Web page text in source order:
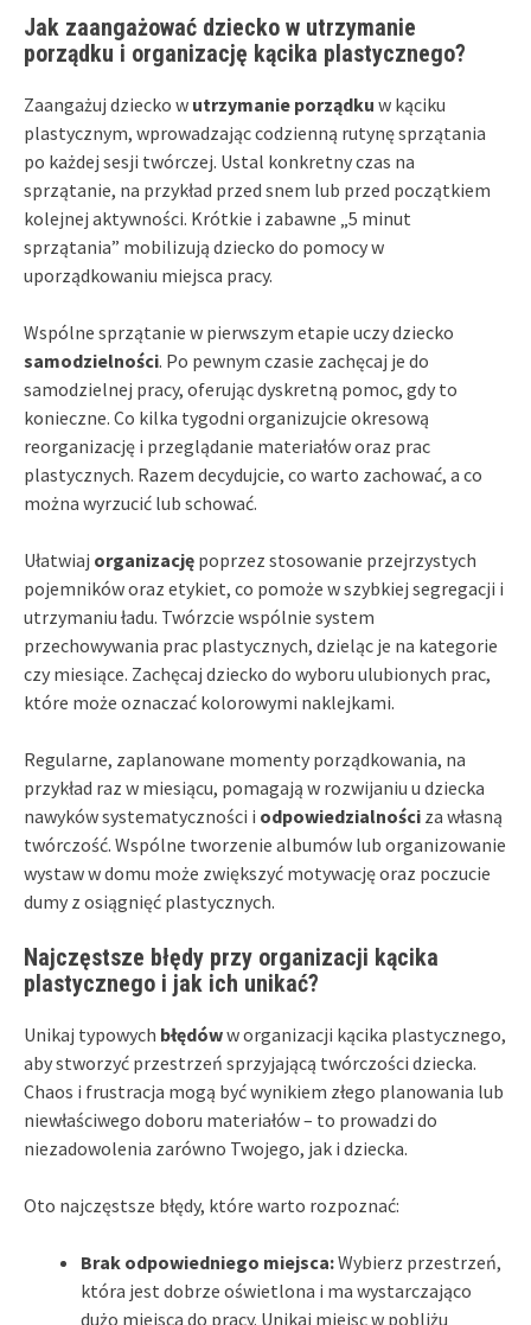
Jak zaangażować dziecko w utrzymanie
porządku i organizację kącika plastycznego?
Zaangażuj dziecko w utrzymanie porządku w kąciku
plastycznym, wprowadzając codzienną rutynę sprzątania
po każdej sesji twórczej. Ustal konkretny czas na
sprzątanie, na przykład przed snem lub przed początkiem
kolejnej aktywności. Krótkie i zabawne „5 minut
sprzątania” mobilizują dziecko do pomocy w
uporządkowaniu miejsca pracy.
Wspólne sprzątanie w pierwszym etapie uczy dziecko
samodzielności. Po pewnym czasie zachęcaj je do
samodzielnej pracy, oferując dyskretną pomoc, gdy to
konieczne. Co kilka tygodni organizujcie okresową
reorganizację i przeglądanie materiałów oraz prac
plastycznych. Razem decydujcie, co warto zachować, a co
można wyrzucić lub schować.
Ułatwiaj organizację poprzez stosowanie przejrzystych
pojemników oraz etykiet, co pomoże w szybkiej segregacji i
utrzymaniu ładu. Twórzcie wspólnie system
przechowywania prac plastycznych, dzieląc je na kategorie
czy miesiące. Zachęcaj dziecko do wyboru ulubionych prac,
które może oznaczać kolorowymi naklejkami.
Regularne, zaplanowane momenty porządkowania, na
przykład raz w miesiącu, pomagają w rozwijaniu u dziecka
nawyków systematyczności i odpowiedzialności za własną
twórczość. Wspólne tworzenie albumów lub organizowanie
wystaw w domu może zwiększyć motywację oraz poczucie
dumy z osiągnięć plastycznych.
Najczęstsze błędy przy organizacji kącika
plastycznego i jak ich unikać?
Unikaj typowych błędóww organizacji kącika plastycznego,
aby stworzyć przestrzeń sprzyjającą twórczości dziecka.
Chaos i frustracja mogą być wynikiem złego planowania lub
niewłaściwego doboru materiałów – to prowadzi do
niezadowolenia zarówno Twojego, jak i dziecka.
Oto najczęstsze błędy, które warto rozpoznać:
Brak odpowiedniego miejsca:Wybierz przestrzeń,
która jest dobrze oświetlona i ma wystarczająco
dużo miejsca do pracy. Unikaj miejsc w pobliżu